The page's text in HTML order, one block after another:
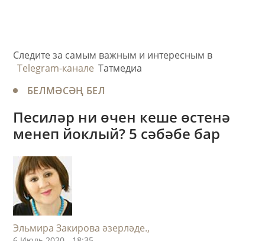
Следите за самым важным и интересным в
Telegram-канале Татмедиа
БЕЛМӘСӘҢ БЕЛ
Песиләр ни өчен кеше өстенә
менеп йоклый? 5 сәбәбе бар
Эльмира Закирова әзерләде.,